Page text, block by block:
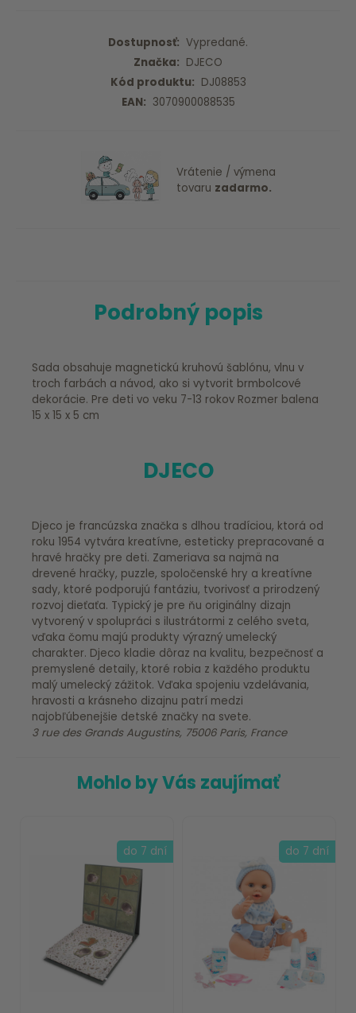
Dostupnosť: Vypredané.
Značka: DJECO
Kód produktu: DJ08853
EAN: 3070900088535
Vrátenie / výmena
tovaru zadarmo.
Podrobný popis
Sada obsahuje magnetickú kruhovú šablónu, vlnu v
troch farbách a návod, ako si vytvorit brmbolcové
dekorácie. Pre deti vo veku 7-13 rokov Rozmer balena
15 x 15 x 5 cm
DJECO
Djeco je francúzska značka s dlhou tradíciou, ktorá od
roku 1954 vytvára kreatívne, esteticky prepracované a
hravé hračky pre deti. Zameriava sa najmä na
drevené hračky, puzzle, spoločenské hry a kreatívne
sady, ktoré podporujú fantáziu, tvorivosť a prirodzený
rozvoj dieťaťa. Typický je pre ňu originálny dizajn
vytvorený v spolupráci s ilustrátormi z celého sveta,
vďaka čomu majú produkty výrazný umelecký
charakter. Djeco kladie dôraz na kvalitu, bezpečnosť a
premyslené detaily, ktoré robia z každého produktu
malý umelecký zážitok. Vďaka spojeniu vzdelávania,
hravosti a krásneho dizajnu patrí medzi
najobľúbenejšie detské značky na svete.
3 rue des Grands Augustins, 75006 Paris, France
Mohlo by Vás zaujímať
do 7 dní do 7 dní